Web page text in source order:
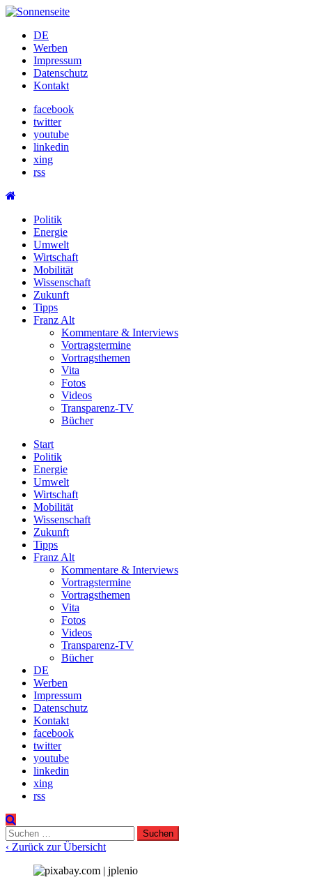
Skip
contentDE
Werben
Impressum
Datenschutz
Kontakt
facebook
twitter
youtube
linkedin
xing
rss
Politik
Energie
Umwelt
Wirtschaft
Mobilität
Wissenschaft
Zukunft
Tipps
Franz Alt
Kommentare & Interviews
Vortragstermine
Vortragsthemen
Vita
Fotos
Videos
Transparenz-TV
Bücher
Start
Politik
Energie
Umwelt
Wirtschaft
Mobilität
Wissenschaft
Zukunft
Tipps
Franz Alt
Kommentare & Interviews
Vortragstermine
Vortragsthemen
Vita
Fotos
Videos
Transparenz-TV
Bücher
DE
Werben
Impressum
Datenschutz
Kontakt
facebook
twitter
youtube
linkedin
xing
rss
Suchen
nach:
‹ Zurück zur Übersicht